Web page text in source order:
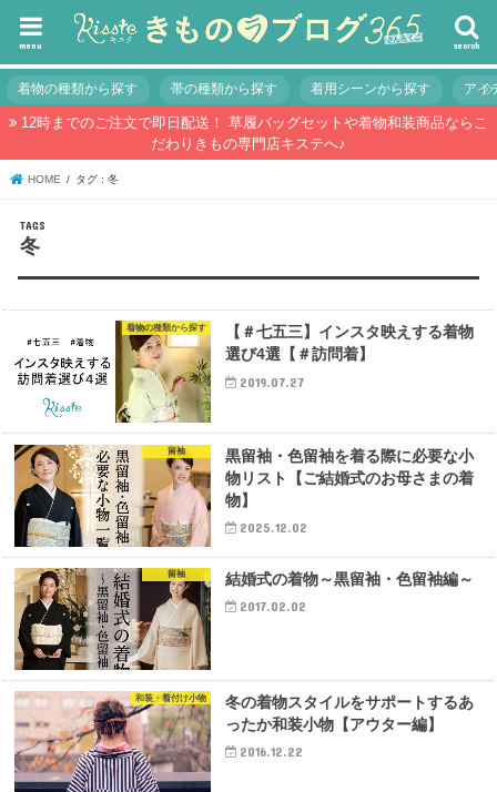
search
menu
着物の種類から探す 帯の種類から探す 着用シーンから探す アイ
12時までのご注文で即日配送！ 草履バッグセットや着物和装商品ならこ
だわりきもの専門店キステへ♪
HOME タグ : 冬
冬
着物の種類から探す
【＃七五三】インスタ映えする着物
選び4選【＃訪問着】
2019.07.27
留袖
黒留袖・色留袖を着る際に必要な小
物リスト【ご結婚式のお母さまの着
物】
2025.12.02
留袖 結婚式の着物～黒留袖・色留袖編～
2017.02.02
和装・着付け小物
冬の着物スタイルをサポートするあ
ったか和装小物【アウター編】
2016.12.22